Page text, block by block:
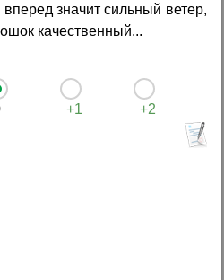
значит сильный ветер,
качественный...
+1 +2